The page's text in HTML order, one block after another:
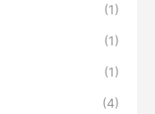
(1)
(1)
(1)
(4)